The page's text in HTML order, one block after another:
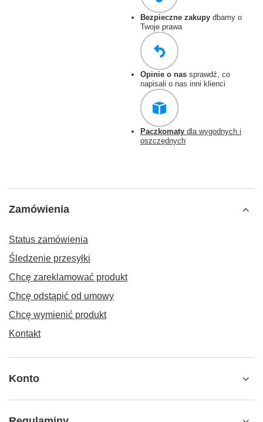
Bezpieczne zakupy dbamy o
Twoje prawa
Opinie o nas sprawdź, co
napisali o nas inni klienci
Paczkomaty dla wygodnych i
oszczędnych
Zamówienia
Status zamówienia
Śledzenie przesyłki
Chcę zareklamować produkt
Chcę odstąpić od umowy
Chcę wymienić produkt
Kontakt
Konto